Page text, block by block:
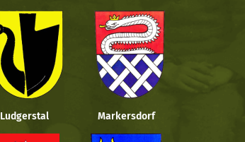
Ludgerstal Markersdorf